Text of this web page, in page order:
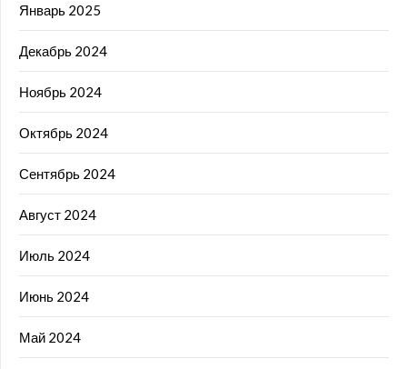
Январь 2025
Декабрь 2024
Ноябрь 2024
Октябрь 2024
Сентябрь 2024
Август 2024
Июль 2024
Июнь 2024
Май 2024